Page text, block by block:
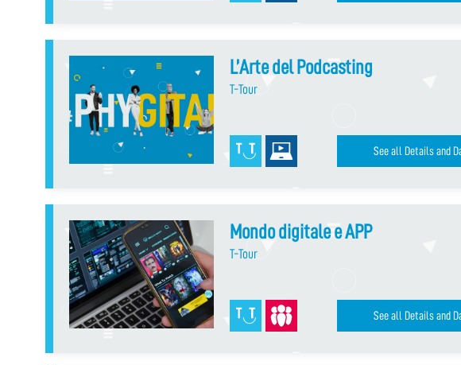
L’Arte del Podcasting
T-Tour
See all Details and
Mondo digitale e APP
T-Tour
See all Details and